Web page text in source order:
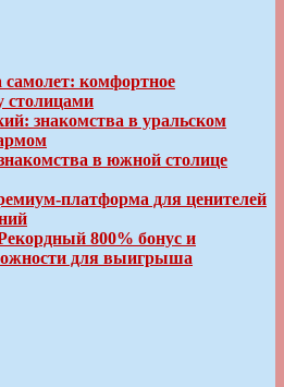
комфортное
столицами
знакомства в уральском
в южной столице
платформа для ценителей
800% бонус и
для выигрыша